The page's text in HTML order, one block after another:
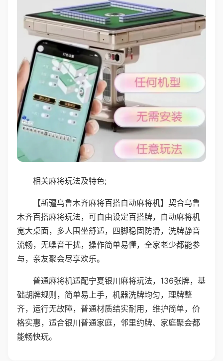
相关麻将玩法及特色;
【新疆乌鲁木齐麻将百搭自动麻将机】契合乌鲁
木齐百搭麻将玩法，可自由设定百搭牌，自动麻将机
宽大桌面，多人围坐舒适，四脚稳固防滑，洗牌静音
流畅，无噪音干扰，操作简单易懂，全家老少都能参
与，亲友聚会尽享欢乐。
普通麻将机适配宁夏银川麻将玩法，136张牌，基
础胡牌规则，简单易上手，机器洗牌均匀，理牌整
齐，运行无故障，普通材质结实耐用，维护简单，价
格实惠，适合银川普通家庭，邻里约牌、家庭聚会都
能畅快玩。